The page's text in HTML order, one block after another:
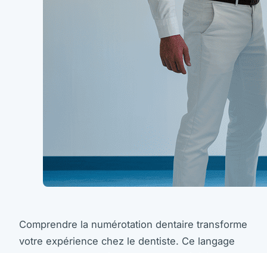
Comprendre la numérotation dentaire transforme
votre expérience chez le dentiste. Ce langage